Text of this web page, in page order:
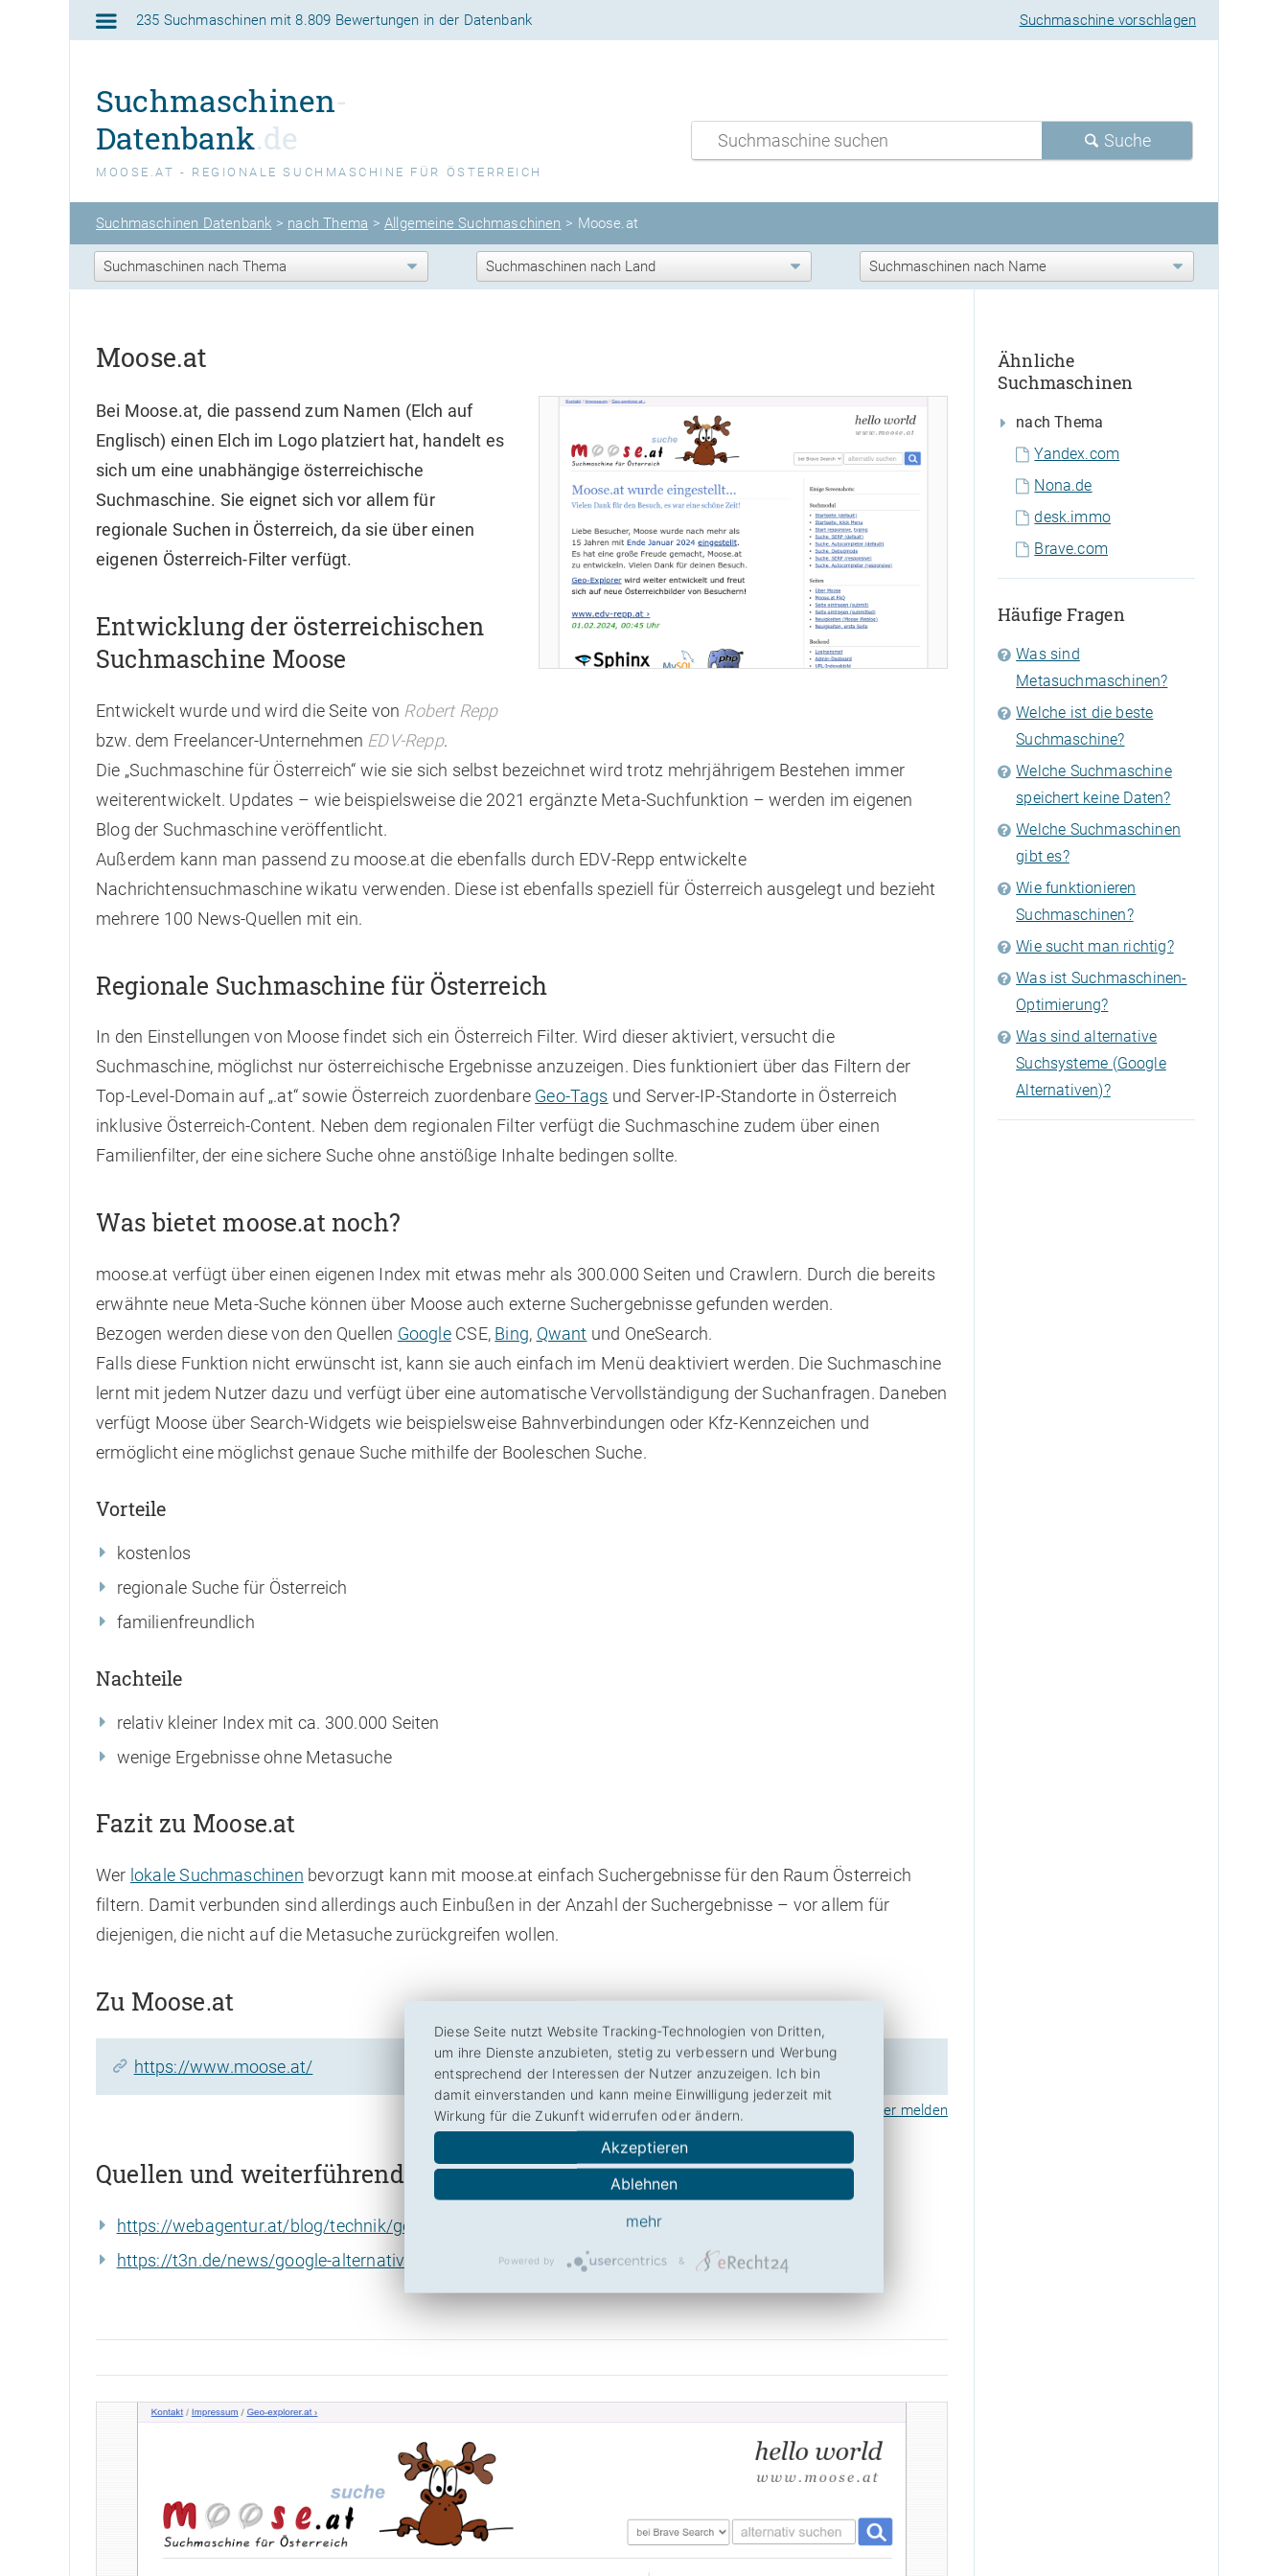
235 Suchmaschinen mit8.809 Bewertungen in der Datenbank Suchmaschine vorschlagen
Suchmaschinen-
Datenbank.de
MOOSE.AT - REGIONALE SUCHMASCHINE FÜR ÖSTERREICH
Suche
Suchmaschinen Datenbank > nach Thema >Allgemeine Suchmaschinen > Moose.at
Moose.at
Bei Moose.at, die passend zum Namen (Elch auf
Englisch) einen Elch im Logo platziert hat, handelt es
sich um eine unabhängige österreichische
Suchmaschine. Sie eignet sich vor allem für
regionale Suchen in Österreich, da sie über einen
eigenen Österreich-Filter verfügt.
Entwicklung der österreichischen
Suchmaschine Moose
Entwickelt wurde und wird die Seite von Robert Repp
bzw. dem Freelancer-Unternehmen EDV-Repp.
Die „Suchmaschine für Österreich“ wie sie sich selbst bezeichnet wird trotz mehrjährigem Bestehen immer
weiterentwickelt. Updates – wie beispielsweise die 2021 ergänzte Meta-Suchfunktion – werden im eigenen
Blog der Suchmaschine veröffentlicht.
Außerdem kann man passend zu moose.at die ebenfalls durch EDV-Repp entwickelte
Nachrichtensuchmaschine wikatu verwenden. Diese ist ebenfalls speziell für Österreich ausgelegt und bezieht
mehrere 100 News-Quellen mit ein.
Regionale Suchmaschine für Österreich
In den Einstellungen von Moose findet sich ein Österreich Filter. Wird dieser aktiviert, versucht die
Suchmaschine, möglichst nur österreichische Ergebnisse anzuzeigen. Dies funktioniert über das Filtern der
Top-Level-Domain auf „.at“ sowie Österreich zuordenbare Geo-Tags und Server-IP-Standorte in Österreich
inklusive Österreich-Content. Neben dem regionalen Filter verfügt die Suchmaschine zudem über einen
Familienfilter, der eine sichere Suche ohne anstößige Inhalte bedingen sollte.
Was bietet moose.at noch?
moose.at verfügt über einen eigenen Index mit etwas mehr als 300.000 Seiten und Crawlern. Durch die bereits
erwähnte neue Meta-Suche können über Moose auch externe Suchergebnisse gefunden werden.
Bezogen werden diese von den Quellen GoogleCSE, Bing, Qwant und OneSearch.
Falls diese Funktion nicht erwünscht ist, kann sie auch einfach im Menü deaktiviert werden. Die Suchmaschine
lernt mit jedem Nutzer dazu und verfügt über eine automatische Vervollständigung der Suchanfragen. Daneben
verfügt Moose über Search-Widgets wie beispielsweise Bahnverbindungen oder Kfz-Kennzeichen und
ermöglicht eine möglichst genaue Suche mithilfe der Booleschen Suche.
Vorteile
kostenlos
regionale Suche für Österreich
familienfreundlich
Nachteile
relativ kleiner Index mit ca. 300.000 Seiten
wenige Ergebnisse ohne Metasuche
Fazit zu Moose.at
Wer lokale Suchmaschinen bevorzugt kann mit moose.at einfach Suchergebnisse für den Raum Österreich
filtern. Damit verbunden sind allerdings auch Einbußen in der Anzahl der Suchergebnisse – vor allem für
diejenigen, die nicht auf die Metasuche zurückgreifen wollen.
Zu Moose.at
https://www.moose.at/
Fehler melden
Quellen und weiterführende Links zu Moose.at
https://webagentur.at/blog/technik/google-alternativen
https://t3n.de/news/google-alternative-474551/
Ähnliche
Suchmaschinen
nach Thema
Yandex.com
Nona.de
desk.immo
Brave.com
Häufige Fragen
Was sind
Metasuchmaschinen?
Welche ist die beste
Suchmaschine?
Welche Suchmaschine
speichert keine Daten?
Welche Suchmaschinen
gibt es?
Wie funktionieren
Suchmaschinen?
Wie sucht man richtig?
Was ist Suchmaschinen-
Optimierung?
Was sind alternative
Suchsysteme (Google
Alternativen)?
Diese Seite nutzt Website Tracking-Technologien von Dritten,
um ihre Dienste anzubieten, stetig zu verbessern und Werbung
entsprechend der Interessen der Nutzer anzuzeigen. Ich bin
damit einverstanden und kann meine Einwilligung jederzeit mit
Wirkung für die Zukunft widerrufen oder ändern.
Akzeptieren
Ablehnen
mehr
Powered by &